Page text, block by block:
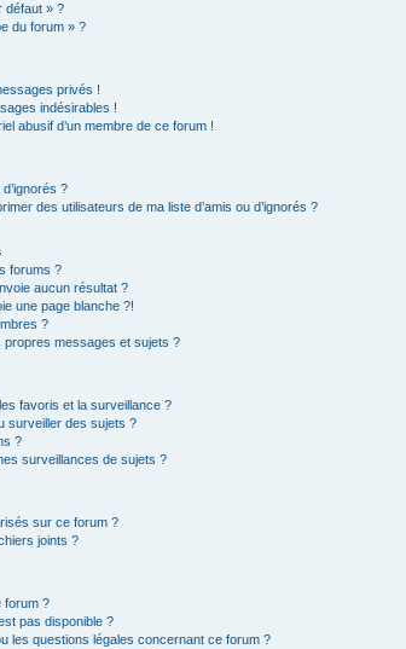
défaut » ?
du forum » ?
privés !
indésirables !
abusif d’un membre de ce forum !
?
des utilisateurs de ma liste d’amis ou d’ignorés ?
forums ?
aucun résultat ?
une page blanche ?!
?
messages et sujets ?
favoris et la surveillance ?
surveiller des sujets ?
?
surveillances de sujets ?
sur ce forum ?
joints ?
forum ?
pas disponible ?
les questions légales concernant ce forum ?